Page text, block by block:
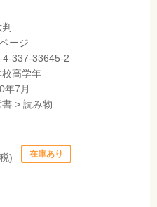
ージ
4-337-33645-2
校高学年
年7月
書 > 読み物
) 在庫あり